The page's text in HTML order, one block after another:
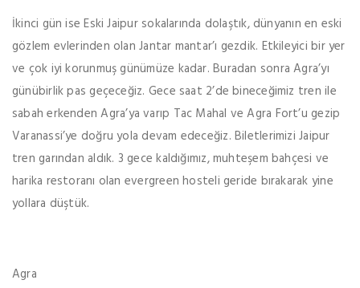
İkinci gün ise Eski Jaipur sokalarında dolaştık, dünyanın en eski
gözlem evlerinden olan Jantar mantar’ı gezdik. Etkileyici bir yer
ve çok iyi korunmuş günümüze kadar. Buradan sonra Agra’yı
günübirlik pas geçeceğiz. Gece saat 2’de bineceğimiz tren ile
sabah erkenden Agra’ya varıp Tac Mahal ve Agra Fort’u gezip
Varanassi’ye doğru yola devam edeceğiz. Biletlerimizi Jaipur
tren garından aldık. 3 gece kaldığımız, muhteşem bahçesi ve
harika restoranı olan evergreen hosteli geride bırakarak yine
yollara düştük.
Agra